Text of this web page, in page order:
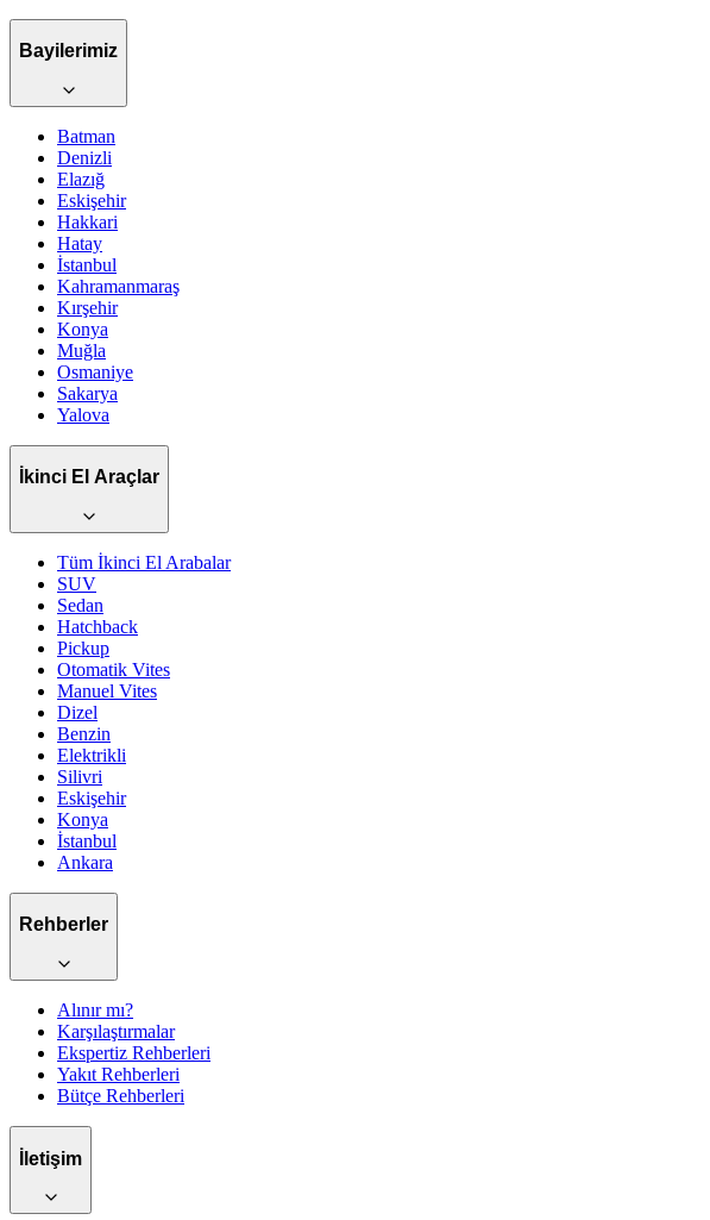
Bayilerimiz
Batman
Denizli
Elazığ
Eskişehir
Hakkari
Hatay
İstanbul
Kahramanmaraş
Kırşehir
Konya
Muğla
Osmaniye
Sakarya
Yalova
İkinci El Araçlar
Tüm İkinci El Arabalar
SUV
Sedan
Hatchback
Pickup
Otomatik Vites
Manuel Vites
Dizel
Benzin
Elektrikli
Silivri
Eskişehir
Konya
İstanbul
Ankara
Rehberler
Alınır mı?
Karşılaştırmalar
Ekspertiz Rehberleri
Yakıt Rehberleri
Bütçe Rehberleri
İletişim